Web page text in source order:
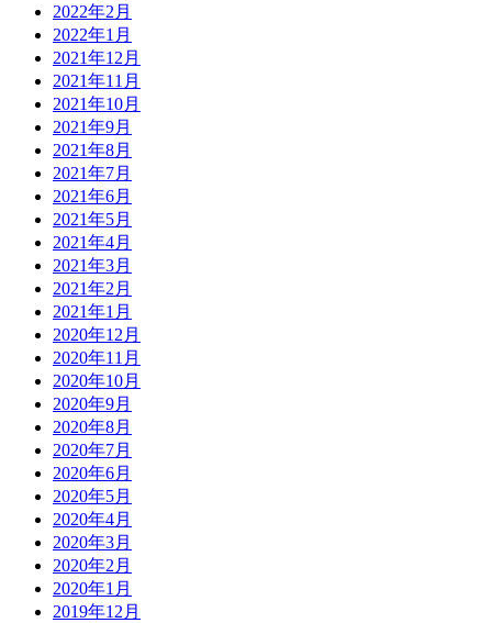
2022年2月
2022年1月
2021年12月
2021年11月
2021年10月
2021年9月
2021年8月
2021年7月
2021年6月
2021年5月
2021年4月
2021年3月
2021年2月
2021年1月
2020年12月
2020年11月
2020年10月
2020年9月
2020年8月
2020年7月
2020年6月
2020年5月
2020年4月
2020年3月
2020年2月
2020年1月
2019年12月